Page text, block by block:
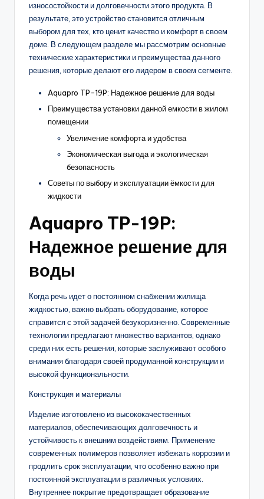
износостойкости и долговечности этого продукта. В
результате, это устройство становится отличным
выбором для тех, кто ценит качество и комфорт в своем
доме. В следующем разделе мы рассмотрим основные
технические характеристики и преимущества данного
решения, которые делают его лидером в своем сегменте.
Aquapro TP-19P: Надежное решение для воды
Преимущества установки данной емкости в жилом
помещении
Увеличение комфорта и удобства
Экономическая выгода и экологическая
безопасность
Советы по выбору и эксплуатации ёмкости для
жидкости
Aquapro TP-19P:
Надежное решение для
воды
Когда речь идет о постоянном снабжении жилища
жидкостью, важно выбрать оборудование, которое
справится с этой задачей безукоризненно. Современные
технологии предлагают множество вариантов, однако
среди них есть решения, которые заслуживают особого
внимания благодаря своей продуманной конструкции и
высокой функциональности.
Конструкция и материалы
Изделие изготовлено из высококачественных
материалов, обеспечивающих долговечность и
устойчивость к внешним воздействиям. Применение
современных полимеров позволяет избежать коррозии и
продлить срок эксплуатации, что особенно важно при
постоянной эксплуатации в различных условиях.
Внутреннее покрытие предотвращает образование